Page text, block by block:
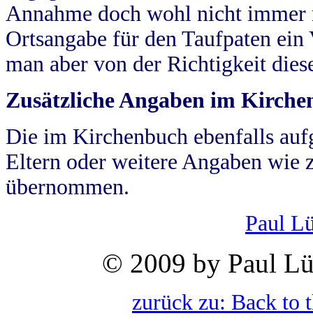
Annahme doch wohl nicht
Ortsangabe für den Taufpaten
man aber von der Richtigkeit
Zusätzliche Angaben im
Die im Kirchenbuch ebenfalls
Eltern oder weitere Angaben wie
übernommen.
Paul
© 2009 by Paul
zurück zu: Back to